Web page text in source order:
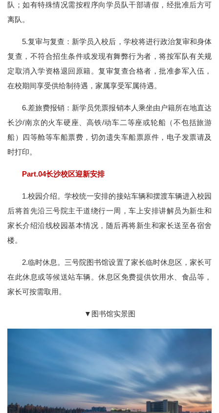
队；如有特殊情况需按程序向学员队干部请假，经批准后方可
离队。
5.复审与复查：新学员入校后，学校将进行政治复审和身体
复查，不符合招生条件或发现有舞弊行为者，将按军队有关规
定取消入学资格退回原籍。复审复查合格者，批准参军入伍，
在校期间享受供给制待遇，家属享受军属待遇。
6.差旅费报销：新学员凭票报销本人乘坐由户籍所在地直达
长沙/南京的火车硬座、高铁/动车二等座或轮船（不包括旅游
船）四等舱等车船票费，切勿遗失车船票原件，电子发票请及
时打印。
Part.04长沙校区迎新安排
1.校园介绍。学校统一安排的接站车辆和摆渡车辆进入校园
后将首先沿三号院主干道绕行一周，车上安排讲解员为新生和
家长介绍沿线校园基本情况，随后再将新生和家长送至各宿舍
楼。
2.临时休息。三号院图书馆设置了家长临时休息区，家长可
在此休息或等候送站车辆。休息区免费提供饮用水、食品等，
家长可按需取用。
▼图书馆实景图